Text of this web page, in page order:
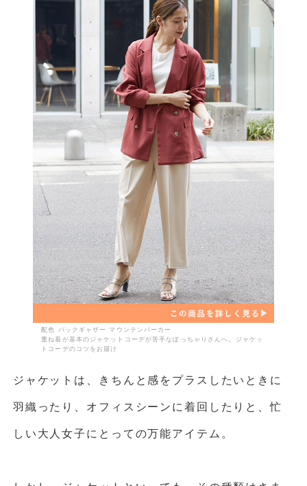
配色 バックギャザー マウンテンパーカー
重ね着が基本のジャケットコーデが苦手なぽっちゃりさんへ。ジャケッ
トコーデのコツをお届け
ジャケットは、きちんと感をプラスしたいときに
羽織ったり、オフィスシーンに着回したりと、忙
しい大人女子にとっての万能アイテム。